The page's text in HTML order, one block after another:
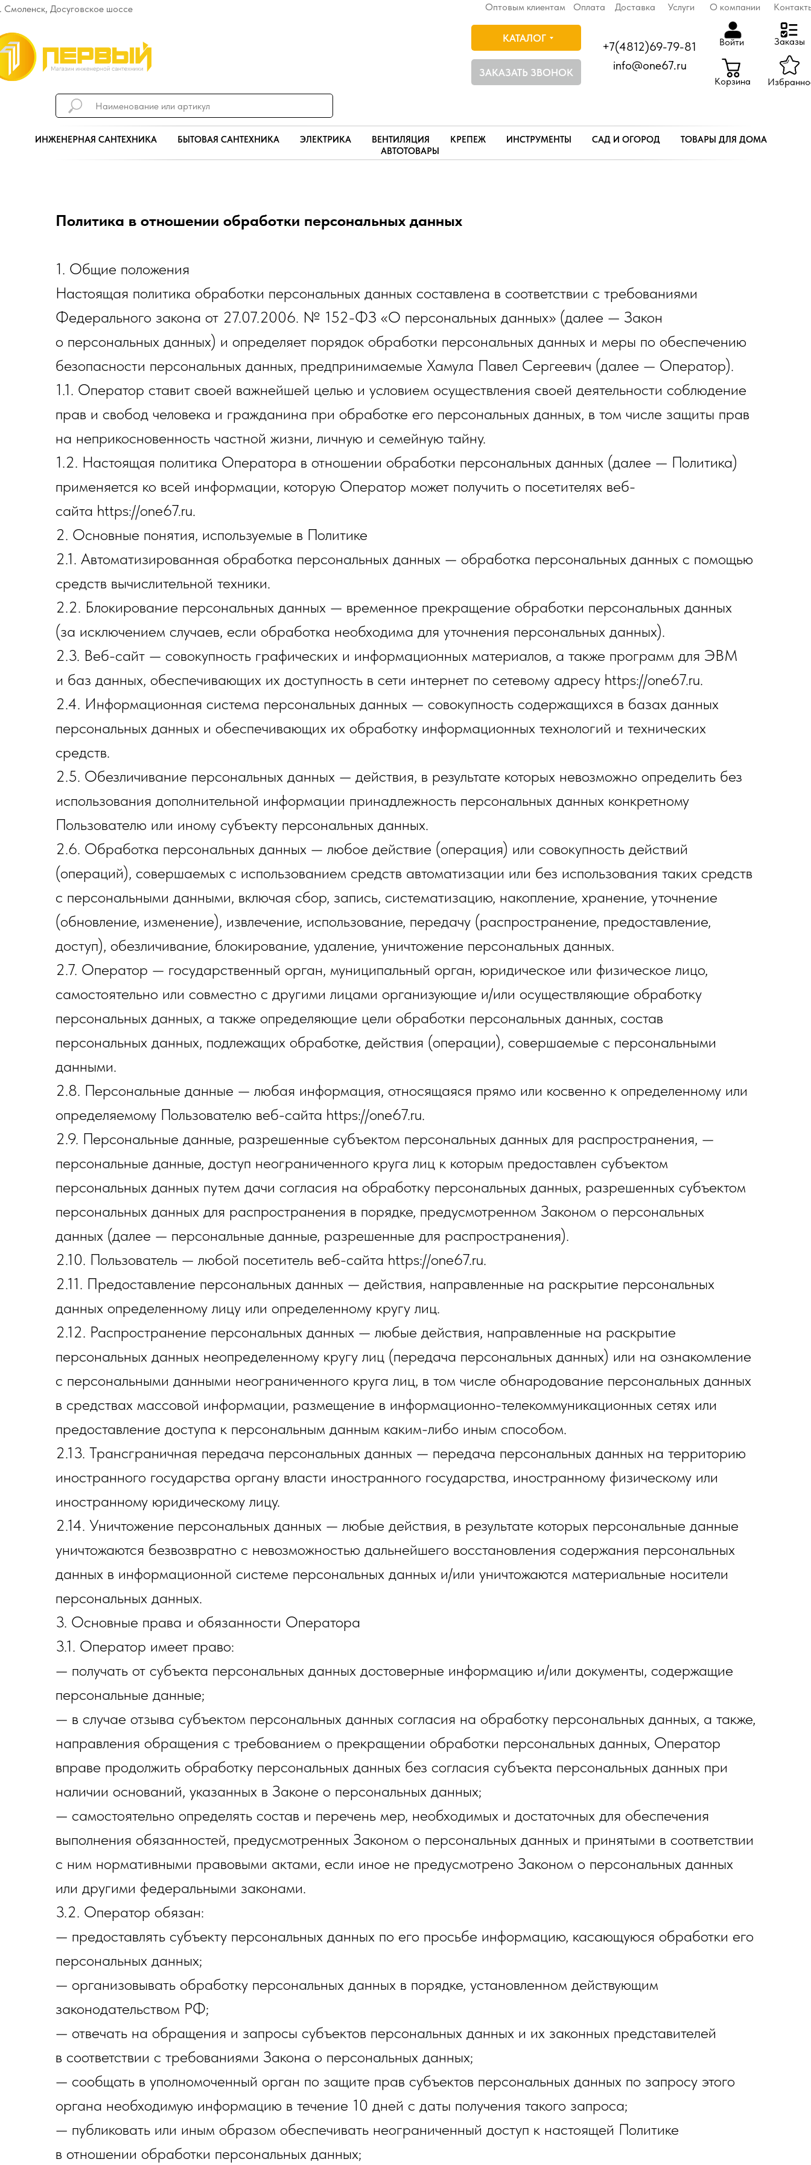
Оплата Доставка Услуги О компании
Смоленск, Досуговское шоссе
Оптовым клиентам
КАТАЛОГ
+7(4812)69-79-81
info@one67.ru
ЗАКАЗАТЬ ЗВОНОК
Войти Заказы
Корзина
ИНЖЕНЕРНАЯ САНТЕХНИКА БЫТОВАЯ САНТЕХНИКА ЭЛЕКТРИКА ВЕНТИЛЯЦИЯ КРЕПЕЖ ИНСТРУМЕНТЫ САД И ОГОРОД
ТОВАРЫ ДЛЯ ДОМА
АВТОТОВАРЫ
Политика в отношении обработки персональных данных
1. Общие положения
Настоящая политика обработки персональных данных составлена в соответствии с требованиями
Федерального закона от 27.07.2006. № 152-ФЗ «О персональных данных» (далее — Закон
о персональных данных) и определяет порядок обработки персональных данных и меры по обеспечению
безопасности персональных данных, предпринимаемые Хамула Павел Сергеевич (далее — Оператор).
1.1. Оператор ставит своей важнейшей целью и условием осуществления своей деятельности соблюдение
прав и свобод человека и гражданина при обработке его персональных данных, в том числе защиты прав
на неприкосновенность частной жизни, личную и семейную тайну.
1.2. Настоящая политика Оператора в отношении обработки персональных данных (далее — Политика)
применяется ко всей информации, которую Оператор может получить о посетителях веб-
сайта https://one67.ru.
2. Основные понятия, используемые в Политике
2.1. Автоматизированная обработка персональных данных — обработка персональных данных с помощью
средств вычислительной техники.
2.2. Блокирование персональных данных — временное прекращение обработки персональных данных
(за исключением случаев, если обработка необходима для уточнения персональных данных).
2.3. Веб-сайт — совокупность графических и информационных материалов, а также программ для ЭВМ
и баз данных, обеспечивающих их доступность в сети интернет по сетевому адресу https://one67.ru.
2.4. Информационная система персональных данных — совокупность содержащихся в базах данных
персональных данных и обеспечивающих их обработку информационных технологий и технических
средств.
2.5. Обезличивание персональных данных — действия, в результате которых невозможно определить без
использования дополнительной информации принадлежность персональных данных конкретному
Пользователю или иному субъекту персональных данных.
2.6. Обработка персональных данных — любое действие (операция) или совокупность действий
(операций), совершаемых с использованием средств автоматизации или без использования таких средств
с персональными данными, включая сбор, запись, систематизацию, накопление, хранение, уточнение
(обновление, изменение), извлечение, использование, передачу (распространение, предоставление,
доступ), обезличивание, блокирование, удаление, уничтожение персональных данных.
2.7. Оператор — государственный орган, муниципальный орган, юридическое или физическое лицо,
самостоятельно или совместно с другими лицами организующие и/или осуществляющие обработку
персональных данных, а также определяющие цели обработки персональных данных, состав
персональных данных, подлежащих обработке, действия (операции), совершаемые с персональными
данными.
2.8. Персональные данные — любая информация, относящаяся прямо или косвенно к определенному или
определяемому Пользователю веб-сайта https://one67.ru.
2.9. Персональные данные, разрешенные субъектом персональных данных для распространения, —
персональные данные, доступ неограниченного круга лиц к которым предоставлен субъектом
персональных данных путем дачи согласия на обработку персональных данных, разрешенных субъектом
персональных данных для распространения в порядке, предусмотренном Законом о персональных
данных (далее — персональные данные, разрешенные для распространения).
2.10. Пользователь — любой посетитель веб-сайта https://one67.ru.
2.11. Предоставление персональных данных — действия, направленные на раскрытие персональных
данных определенному лицу или определенному кругу лиц.
2.12. Распространение персональных данных — любые действия, направленные на раскрытие
персональных данных неопределенному кругу лиц (передача персональных данных) или на ознакомление
с персональными данными неограниченного круга лиц, в том числе обнародование персональных данных
в средствах массовой информации, размещение в информационно-телекоммуникационных сетях или
предоставление доступа к персональным данным каким-либо иным способом.
2.13. Трансграничная передача персональных данных — передача персональных данных на территорию
иностранного государства органу власти иностранного государства, иностранному физическому или
иностранному юридическому лицу.
2.14. Уничтожение персональных данных — любые действия, в результате которых персональные данные
уничтожаются безвозвратно с невозможностью дальнейшего восстановления содержания персональных
данных в информационной системе персональных данных и/или уничтожаются материальные носители
персональных данных.
3. Основные права и обязанности Оператора
3.1. Оператор имеет право:
— получать от субъекта персональных данных достоверные информацию и/или документы, содержащие
персональные данные;
— в случае отзыва субъектом персональных данных согласия на обработку персональных данных, а также,
направления обращения с требованием о прекращении обработки персональных данных, Оператор
вправе продолжить обработку персональных данных без согласия субъекта персональных данных при
наличии оснований, указанных в Законе о персональных данных;
— самостоятельно определять состав и перечень мер, необходимых и достаточных для обеспечения
выполнения обязанностей, предусмотренных Законом о персональных данных и принятыми в соответствии
с ним нормативными правовыми актами, если иное не предусмотрено Законом о персональных данных
или другими федеральными законами.
3.2. Оператор обязан:
— предоставлять субъекту персональных данных по его просьбе информацию, касающуюся обработки его
персональных данных;
— организовывать обработку персональных данных в порядке, установленном действующим
законодательством РФ;
— отвечать на обращения и запросы субъектов персональных данных и их законных представителей
в соответствии с требованиями Закона о персональных данных;
— сообщать в уполномоченный орган по защите прав субъектов персональных данных по запросу этого
органа необходимую информацию в течение 10 дней с даты получения такого запроса;
— публиковать или иным образом обеспечивать неограниченный доступ к настоящей Политике
в отношении обработки персональных данных;